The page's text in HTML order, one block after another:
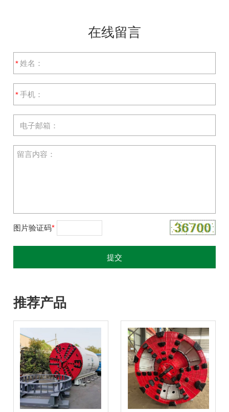
在线留言
*
*
图片验证码*
推荐产品